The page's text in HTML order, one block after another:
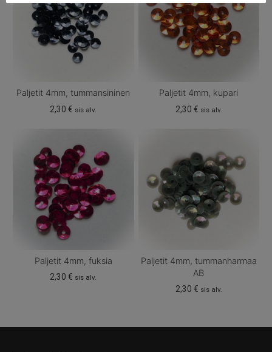
Paljetit 4mm, tummansininen
2,30€ sis alv.
Paljetit 4mm, kupari
2,30 € sis alv.
Paljetit 4mm, fuksia
2,30€ sis alv.
Paljetit 4mm, tummanharmaa
AB
2,30 € sis alv.